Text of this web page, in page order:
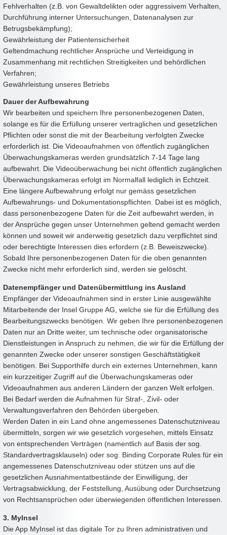
Fehlverhalten (z.B. von Gewaltdelikten oder aggressivem Verhalten,
Durchführung interner Untersuchungen, Datenanalysen zur
Betrugsbekämpfung);
Gewährleistung der Patientensicherheit
Geltendmachung rechtlicher Ansprüche und Verteidigung in
Zusammenhang mit rechtlichen Streitigkeiten und behördlichen
Verfahren;
Gewährleistung unseres Betriebs
Dauer der Aufbewahrung
Wir bearbeiten und speichern Ihre personenbezogenen Daten,
solange es für die Erfüllung unserer vertraglichen und gesetzlichen
Pflichten oder sonst die mit der Bearbeitung verfolgten Zwecke
erforderlich ist. Die Videoaufnahmen von öffentlich zugänglichen
Überwachungskameras werden grundsätzlich 7-14 Tage lang
aufbewahrt. Die Videoüberwachung bei nicht öffentlich zugänglichen
Überwachungskameras erfolgt im Normalfall lediglich in Echtzeit.
Eine längere Aufbewahrung erfolgt nur gemäss gesetzlichen
Aufbewahrungs- und Dokumentationspflichten. Dabei ist es möglich,
dass personenbezogene Daten für die Zeit aufbewahrt werden, in
der Ansprüche gegen unser Unternehmen geltend gemacht werden
können und soweit wir anderweitig gesetzlich dazu verpflichtet sind
oder berechtigte Interessen dies erfordern (z.B. Beweiszwecke).
Sobald Ihre personenbezogenen Daten für die oben genannten
Zwecke nicht mehr erforderlich sind, werden sie gelöscht.
Datenempfänger und Datenübermittlung ins Ausland
Empfänger der Videoaufnahmen sind in erster Linie ausgewählte
Mitarbeitende der Insel Gruppe AG, welche sie für die Erfüllung des
Bearbeitungszwecks benötigen. Wir geben Ihre personenbezogenen
Daten nur an Dritte weiter, um technische oder organisatorische
Dienstleistungen in Anspruch zu nehmen, die wir für die Erfüllung der
genannten Zwecke oder unserer sonstigen Geschäftstätigkeit
benötigen. Bei Supporthilfe durch ein externes Unternehmen, kann
ein kurzzeitiger Zugriff auf die Überwachungskameras oder
Videoaufnahmen aus anderen Ländern der ganzen Welt erfolgen.
Bei Bedarf werden die Aufnahmen für Straf-, Zivil- oder
Verwaltungsverfahren den Behörden übergeben.
Werden Daten in ein Land ohne angemessenes Datenschutzniveau
übermitteln, sorgen wir wie gesetzlich vorgesehen, mittels Einsatz
von entsprechenden Verträgen (namentlich auf Basis der sog.
Standardvertragsklauseln) oder sog. Binding Corporate Rules für ein
angemessenes Datenschutzniveau oder stützen uns auf die
gesetzlichen Ausnahmentatbestände der Einwilligung, der
Vertragsabwicklung, der Feststellung, Ausübung oder Durchsetzung
von Rechtsansprüchen oder überwiegenden öffentlichen Interessen.
3. MyInsel
Die App MyInsel ist das digitale Tor zu Ihren administrativen und